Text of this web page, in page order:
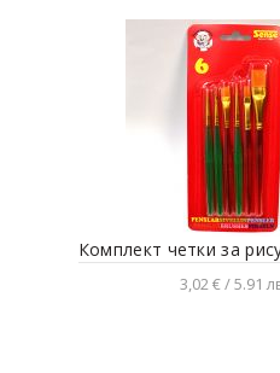
Комплект четки за
3,02 € / 5.91